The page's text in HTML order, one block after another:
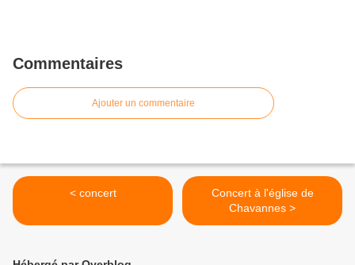
Commentaires
Ajouter un commentaire
< concert
Concert à l'église de
Chavannes >